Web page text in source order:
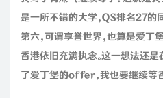
是一所不错的大学，QS排名27的
第六，可谓享誉世界，也算是爱丁
香港依旧充满执念。这一想法还
了爱丁堡的offer，我也要继续等